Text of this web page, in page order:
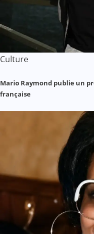
Culture
Mario Raymond publie un
française